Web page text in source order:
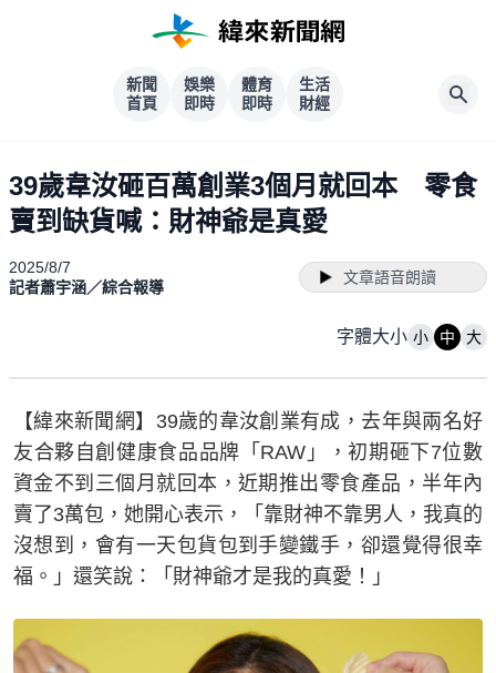
新聞
首頁
娛樂
即時
體育
即時
生活
財經
39歲韋汝砸百萬創業3個月就回本 零食
賣到缺貨喊：財神爺是真愛
2025/8/7
記者蕭宇涵／綜合報導
文章語音朗讀
字體大小 小 中 大
【緯來新聞網】39歲的韋汝創業有成，去年與兩名好
友合夥自創健康食品品牌「RAW」，初期砸下7位數
資金不到三個月就回本，近期推出零食產品，半年內
賣了3萬包，她開心表示，「靠財神不靠男人，我真的
沒想到，會有一天包貨包到手變鐵手，卻還覺得很幸
福。」還笑說：「財神爺才是我的真愛！」